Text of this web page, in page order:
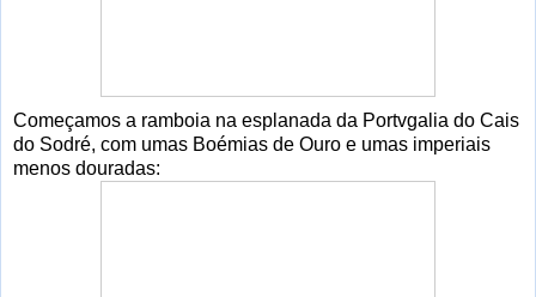
Começamos a ramboia na esplanada da Portvgalia do Cais
do Sodré, com umas Boémias de Ouro e umas imperiais
menos douradas: